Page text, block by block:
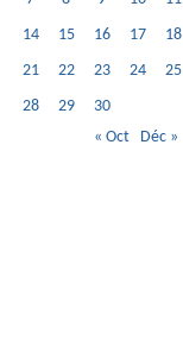
14
15 16 17 18
21
22 23 24 25
28
29
30
« Oct
Déc »